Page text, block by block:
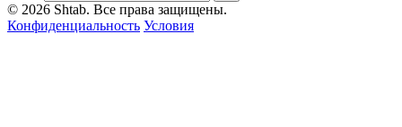
© 2026 Shtab. Все права защищены.
Конфиденциальность Условия